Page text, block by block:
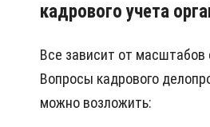
кадрового учета
Все зависит от масштабов
Вопросы кадрового
можно возложить: